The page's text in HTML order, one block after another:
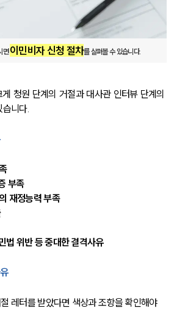
글로벌 파트너 로펌
고객의 소리
업무사례
법률지식인
구성원 소개
면 이민비자 신청 절차를 살펴볼 수 있습니다.
청원 단계의 거절과 대사관 인터뷰 단계의
습니다.
부족
재정능력 부족
법 위반 등 중대한 결격사유
레터를 받았다면 색상과 조항을 확인해야